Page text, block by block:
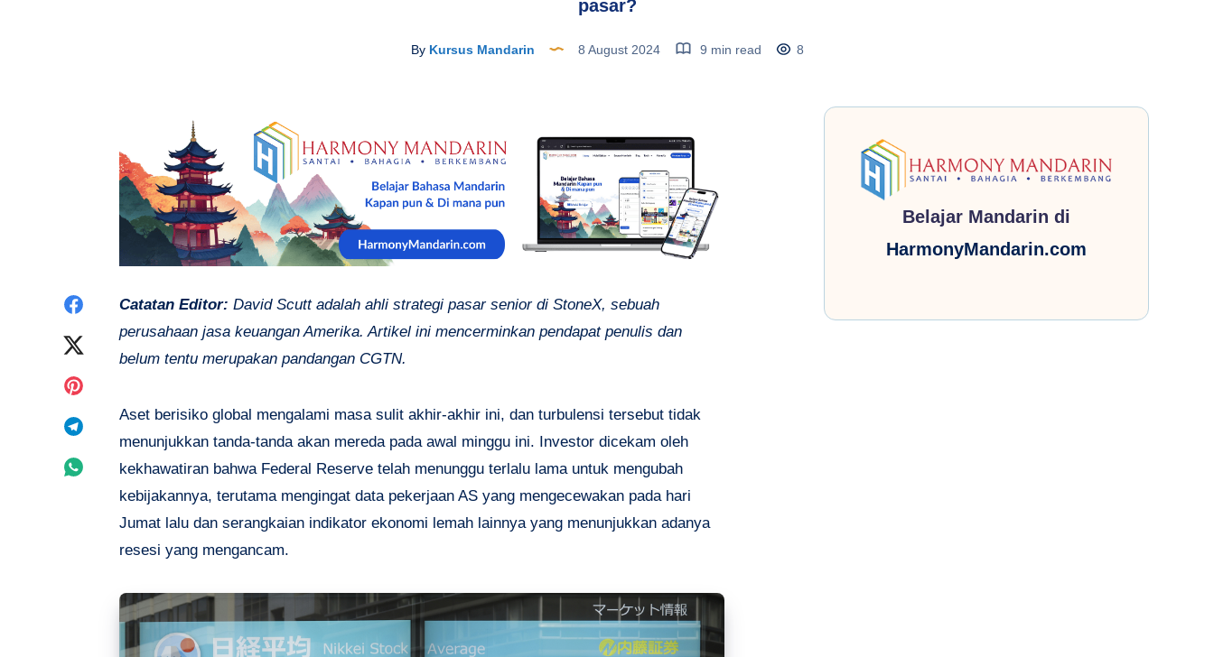
pasar?
ByKursus Mandarin 8 August 2024 9 min read 8
Share
Share
Twitter
Share
Telegram
Share
Catatan Editor: David Scutt adalah ahli strategi pasar senior di StoneX, sebuah
perusahaan jasa keuangan Amerika. Artikel ini mencerminkan pendapat penulis dan
belum tentu merupakan pandangan CGTN.
Aset berisiko global mengalami masa sulit akhir-akhir ini, dan turbulensi tersebut tidak
menunjukkan tanda-tanda akan mereda pada awal minggu ini. Investor dicekam oleh
kekhawatiran bahwa Federal Reserve telah menunggu terlalu lama untuk mengubah
kebijakannya, terutama mengingat data pekerjaan AS yang mengecewakan pada hari
Jumat lalu dan serangkaian indikator ekonomi lemah lainnya yang menunjukkan adanya
resesi yang mengancam.
Belajar Mandarin di
HarmonyMandarin.com